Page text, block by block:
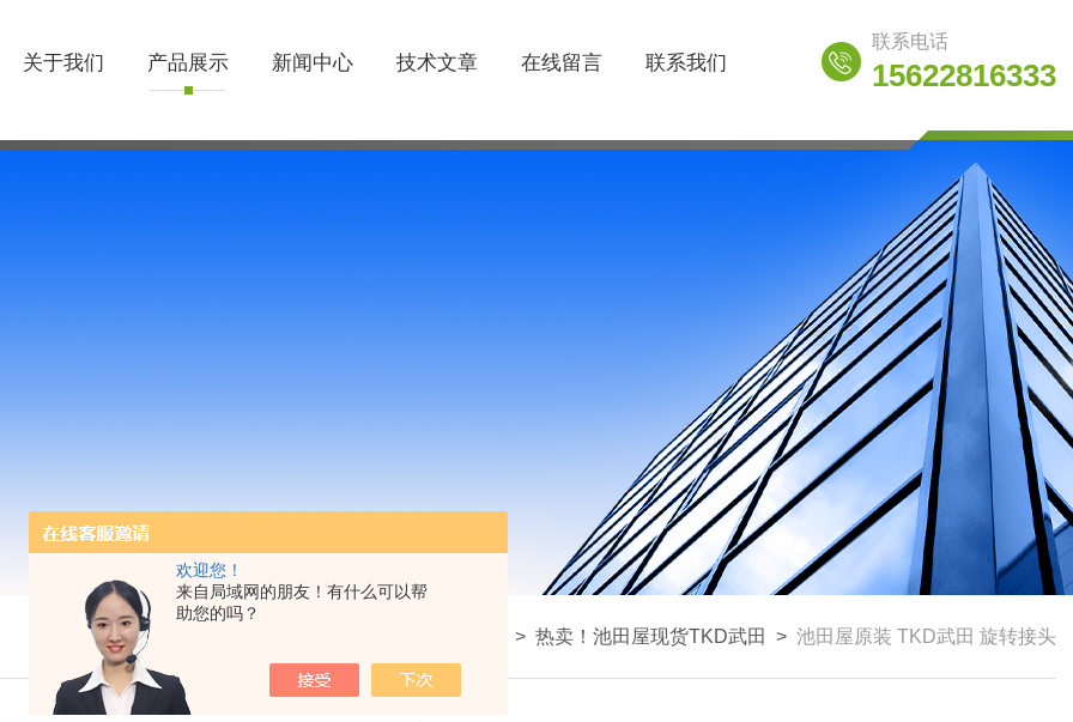
欢迎您！
来自局域网的朋友！有什么可以帮
助您的吗？
关于我们 产品展示 新闻中心 技术文章 在线留言 联系我们
联系电话
15622816333
> > 热卖！池田屋现货TKD武田 > 池田屋原装 TKD武田 旋转接头